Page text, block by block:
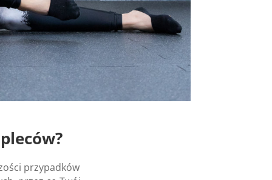
przy­pad­ków